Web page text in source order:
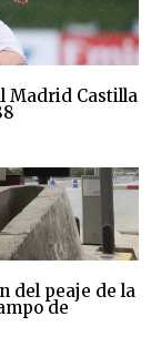
Madrid Castilla
del peaje de la
de